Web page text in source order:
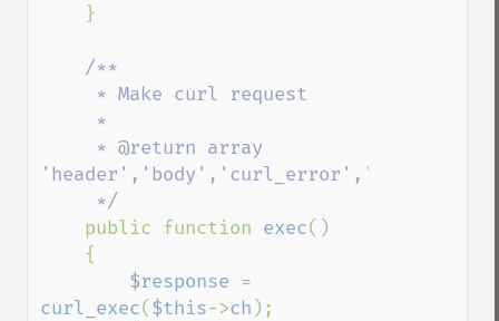
/**
public function exec()
$response
curl_exec( $this->ch );